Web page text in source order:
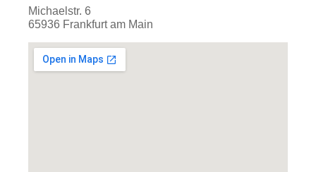
Michaelstr. 6
65936 Frankfurt am Main